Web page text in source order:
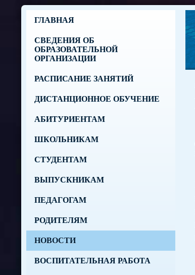
ГЛАВНАЯ
СВЕДЕНИЯ ОБ
ОБРАЗОВАТЕЛЬНОЙ
ОРГАНИЗАЦИИ
РАСПИСАНИЕ ЗАНЯТИЙ
ДИСТАНЦИОННОЕ ОБУЧЕНИЕ
АБИТУРИЕНТАМ
ШКОЛЬНИКАМ
СТУДЕНТАМ
ВЫПУСКНИКАМ
ПЕДАГОГАМ
РОДИТЕЛЯМ
НОВОСТИ
ВОСПИТАТЕЛЬНАЯ РАБОТА